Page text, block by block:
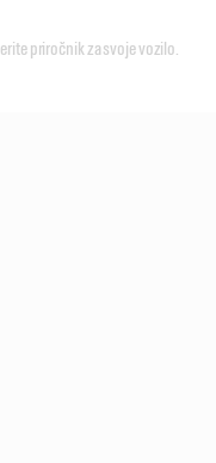
priročnik za svoje vozilo.